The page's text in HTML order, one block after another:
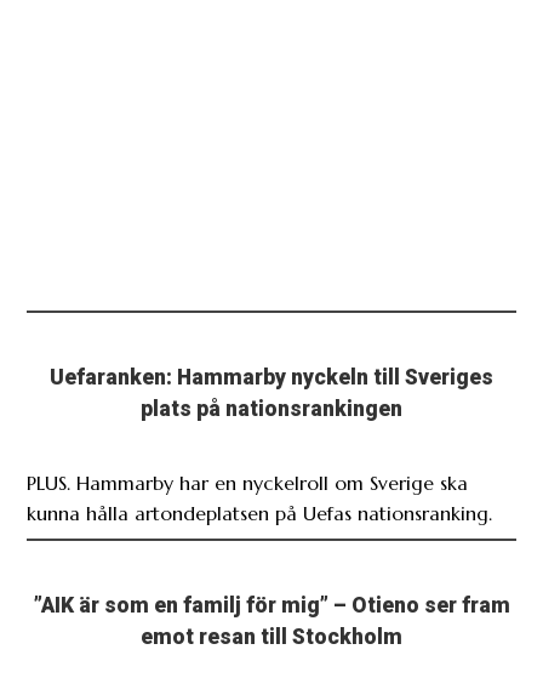
Uefaranken: Hammarby nyckeln till Sveriges
plats på nationsrankingen
PLUS. Hammarby har en nyckelroll om Sverige ska
kunna hålla artondeplatsen på Uefas nationsranking.
”AIK är som en familj för mig” – Otieno ser fram
emot resan till Stockholm